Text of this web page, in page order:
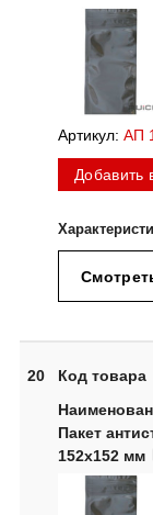
Артикул: АП
Добавить
20 Код товара
Пакет
152x152 мм